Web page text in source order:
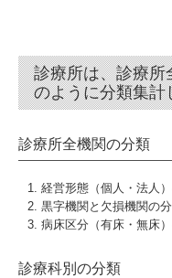
診療所は、診療所
のように分類集
診療所全機関の分類
経営形態（個人・法人
黒字機関と欠損機関の
病床区分（有床・無床
診療科別の分類